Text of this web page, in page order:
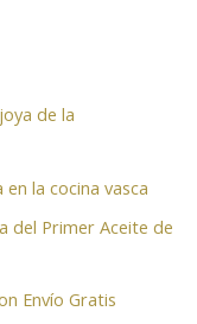
de la
la cocina vasca
del Primer Aceite de
Envío Gratis